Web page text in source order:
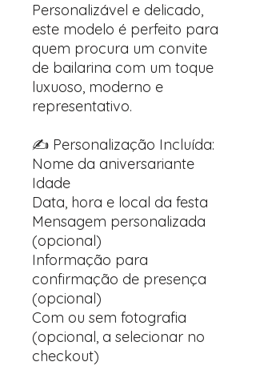
Personalizável e delicado,
este modelo é perfeito para
quem procura um convite
de bailarina com um toque
luxuoso, moderno e
representativo.
✍️ Personalização Incluída:
Nome da aniversariante
Idade
Data, hora e local da festa
Mensagem personalizada
(opcional)
Informação para
confirmação de presença
(opcional)
Com ou sem fotografia
(opcional, a selecionar no
checkout)